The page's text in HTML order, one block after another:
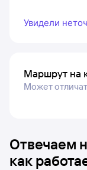
Увидели
Маршрут на
Может
Отвечаем
как